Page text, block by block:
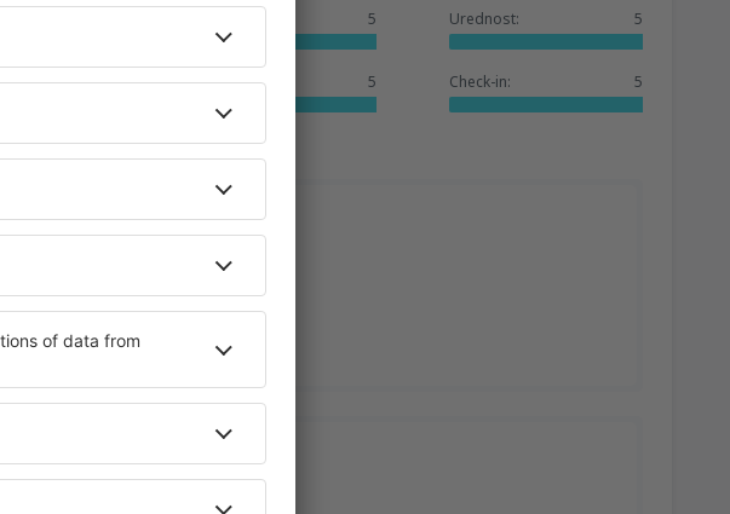
5 Urednost: 5
Usluge: 5 Check-in: 5